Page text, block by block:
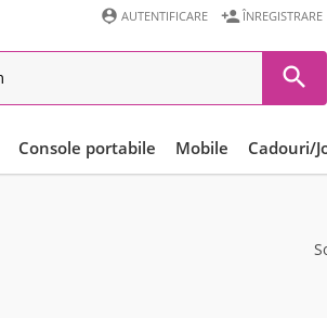
ÎNREGISTRARE
 AUTENTIFICARE

Console portabile Mobile Cadouri/